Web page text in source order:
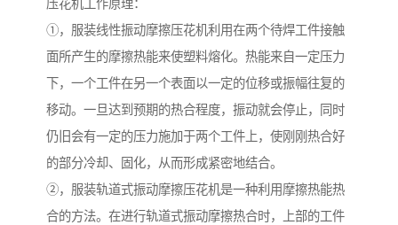
压花机工作原理：
①，服装线性振动摩擦压花机利用在两个待焊工件接触
面所产生的摩擦热能来使塑料熔化。热能来自一定压力
下，一个工件在另一个表面以一定的位移或振幅往复的
移动。一旦达到预期的热合程度，振动就会停止，同时
仍旧会有一定的压力施加于两个工件上，使刚刚热合好
的部分冷却、固化，从而形成紧密地结合。
②，服装轨道式振动摩擦压花机是一种利用摩擦热能热
合的方法。在进行轨道式振动摩擦热合时，上部的工件